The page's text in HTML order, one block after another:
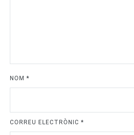
NOM *
CORREU ELECTRÒNIC *